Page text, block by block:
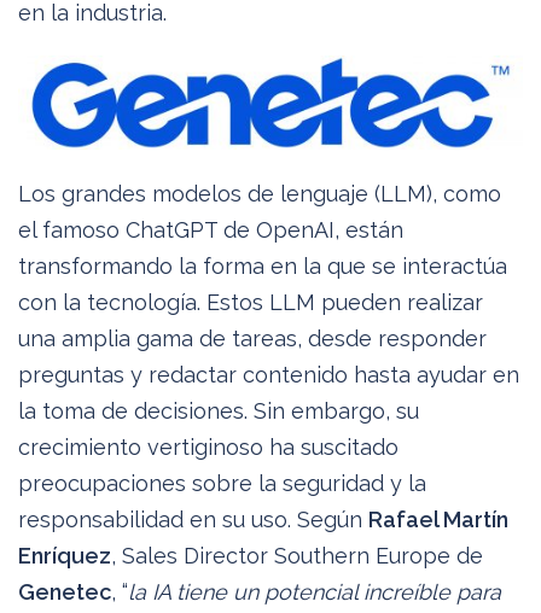
en la industria.
Los grandes modelos de lenguaje (LLM), como
el famoso ChatGPT de OpenAI, están
transformando la forma en la que se interactúa
con la tecnología. Estos LLM pueden realizar
una amplia gama de tareas, desde responder
preguntas y redactar contenido hasta ayudar en
la toma de decisiones. Sin embargo, su
crecimiento vertiginoso ha suscitado
preocupaciones sobre la seguridad y la
responsabilidad en su uso. Según Rafael Martín
Enríquez, Sales Director Southern Europe de
Genetec, “la IA tiene un potencial increíble para